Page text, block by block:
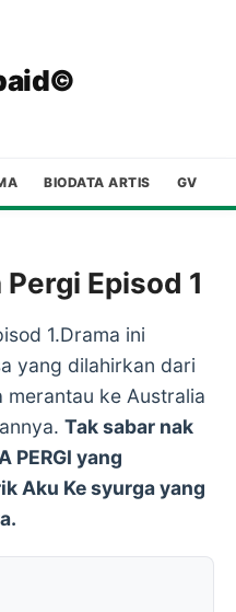
BIODATA ARTIS GV
Episod 1
1.Drama ini
yang dilahirkan dari
ke Australia
Tak sabar nak
PERGI yang
Aku Ke syurga yang